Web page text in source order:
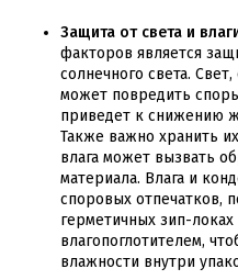
Защита от света и
факторов является
солнечного света.
может повредить
приведет к снижению
Также важно хранить
влага может вызвать
материала. Влага и
споровых отпечатков,
герметичных зип-
влагопоглотителем,
влажности внутри